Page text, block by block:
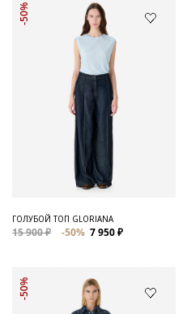
-50%
ГОЛУБОЙ ТОП GLORIANA
15 900 ₽ -50% 7 950 ₽
-50%